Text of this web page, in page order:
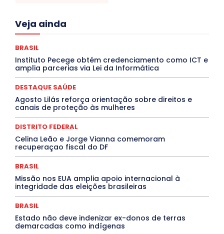
Veja ainda
Acre
Ceará
CONTRATO TEMPORÁRIO
Crônica Política
Crônicas
CULTURA
Cultura e Tal
DANÇA Dengue
Destaques Enfermagem Unida
DESTAQUES OUTROS
DISTRITO FEDERAL
EDUCAÇÃO
EMPREGO E OPORTUNIDADES
ENTORNO
Especial
Espírito Santo
EXPOSIÇÃO
Featured
Febre Amarela
Febre Oropouche
Mato Grosso do Sul
MEIO AMBIENTE
Minas Gerais
MOBILIDADE
MPOX MÚSICA
Opinião
Oropouche Pará Paraíba
Paraná
PROCESSO SELETIVO
PUBLIEDITORIAL
QUALIFICAÇÃO PROFISSIONAL
BRASIL
Instituto Pecege obtém credenciamento como ICT e
amplia parcerias via Lei da Informática
DESTAQUE SAÚDE
Agosto Lilás reforça orientação sobre direitos e
canais de proteção às mulheres
DISTRITO FEDERAL
Celina Leão e Jorge Vianna comemoram
recuperaçao fiscal do DF
BRASIL
Missão nos EUA amplia apoio internacional à
integridade das eleições brasileiras
BRASIL
Estado não deve indenizar ex-donos de terras
demarcadas como indígenas